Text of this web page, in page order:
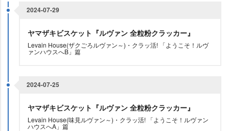
2024-07-29
ヤマザキビスケット『ルヴァン 全粒粉クラッカー』
Levain House(ザクごろルヴァン～)・クラッ活! 「ようこそ！ルヴ
ァンハウスへB」篇
2024-07-25
ヤマザキビスケット『ルヴァン 全粒粉クラッカー』
Levain House(味見ルヴァン～)・クラッ活! 「ようこそ！ルヴァン
ハウスへA」篇